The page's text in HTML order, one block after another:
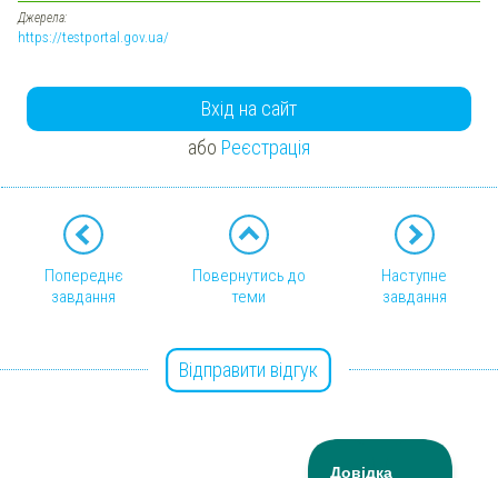
Джерела:
https://testportal.gov.ua/
Вхід на сайт
або Реєстрація
Попереднє
завдання
Повернутись до
теми
Наступне
завдання
Відправити відгук